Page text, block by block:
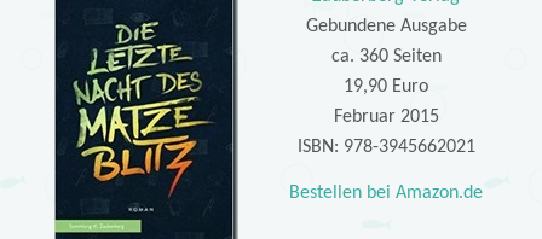
Gebundene Ausgabe
ca. 360 Seiten
19,90 Euro
Februar 2015
ISBN: 978-3945662021
Bestellen bei Amazon.de